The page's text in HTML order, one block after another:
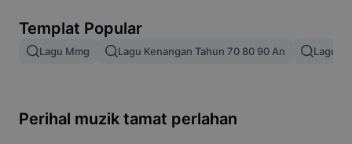
Gabungan imej
Ubah Saiz Imej
Templat Popular
Lagu Mmg Lagu Kenangan Tahun 70 80 90 An Lagu
Perihal muzik tamat perlahan